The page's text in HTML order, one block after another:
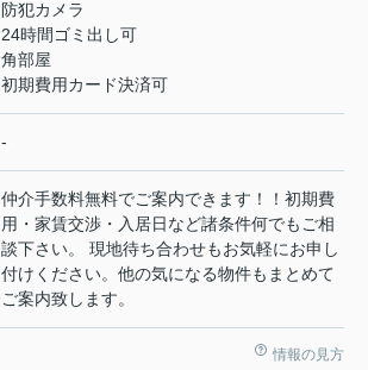
防犯カメラ
24時間ゴミ出し可
角部屋
初期費用カード決済可
-
仲介手数料無料でご案内できます！！初期費
用・家賃交渉・入居日など諸条件何でもご相
談下さい。 現地待ち合わせもお気軽にお申し
付けください。他の気になる物件もまとめて
ご案内致します。
情報の見方